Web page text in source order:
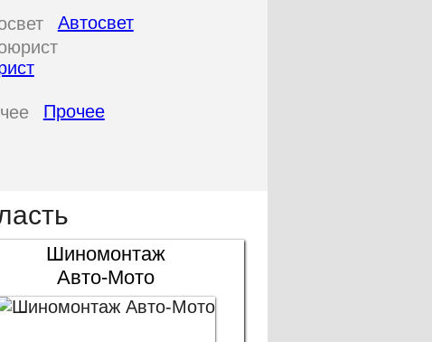
Автосвет
Прочее
Шиномонтаж
Авто-Мото